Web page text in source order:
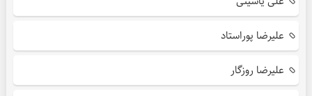
علیرضا پوراستاد
علیرضا روزگار